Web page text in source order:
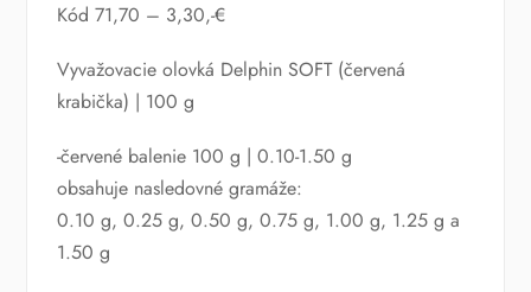
Kód 71,70 – 3,30,-€
Vyvažovacie olovká Delphin SOFT (červená
krabička) | 100 g
-červené balenie 100 g | 0.10-1.50 g
obsahuje nasledovné gramáže:
0.10 g, 0.25 g, 0.50 g, 0.75 g, 1.00 g, 1.25 g a
1.50 g